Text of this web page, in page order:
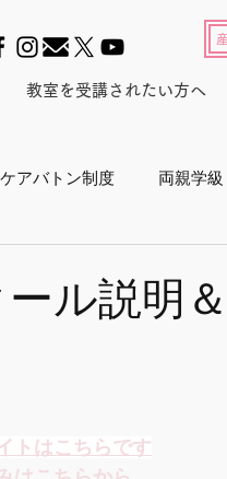
教室を受講されたい方へ
アバトン制度 両親学級
メディア 東京マラソン
ル説明
トはこちらです